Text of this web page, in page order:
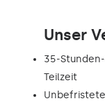
Unser
35-
Teilzeit